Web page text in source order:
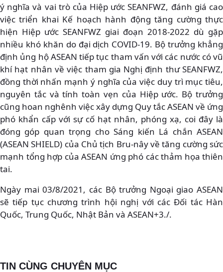
ý nghĩa và vai trò của Hiệp ước SEANFWZ, đánh giá cao
việc triển khai Kế hoạch hành động tăng cường thực
hiện Hiệp ước SEANFWZ giai đoạn 2018-2022 dù gặp
nhiều khó khăn do đại dịch COVID-19. Bộ trưởng khẳng
định ủng hộ ASEAN tiếp tục tham vấn với các nước có vũ
khí hạt nhân về việc tham gia Nghị định thư SEANFWZ,
đồng thời nhấn mạnh ý nghĩa của việc duy trì mục tiêu,
nguyên tắc và tính toàn vẹn của Hiệp ước. Bộ trưởng
cũng hoan nghênh việc xây dựng Quy tắc ASEAN về ứng
phó khẩn cấp với sự cố hạt nhân, phóng xạ, coi đây là
đóng góp quan trọng cho Sáng kiến Lá chắn ASEAN
(ASEAN SHIELD) của Chủ tịch Bru-nây về tăng cường sức
mạnh tổng hợp của ASEAN ứng phó các thảm họa thiên
tai.
Ngày mai 03/8/2021, các Bộ trưởng Ngoại giao ASEAN
sẽ tiếp tục chương trình hội nghị với các Đối tác Hàn
Quốc, Trung Quốc, Nhật Bản và ASEAN+3./.
TIN CÙNG CHUYÊN MỤC